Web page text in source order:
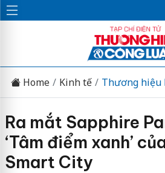
Home Kinh tế Thương hiệu
Ra mắt Sapphire
‘Tâm điểm xanh’
Smart City